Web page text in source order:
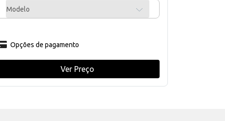
Modelo
Opções de pagamento
Ver Preço